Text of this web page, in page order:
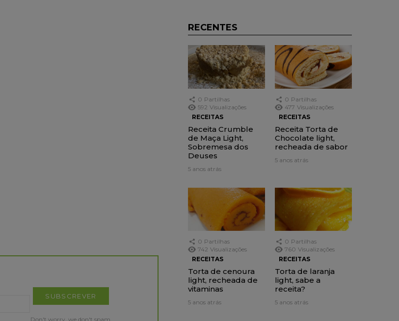
Don't worry, we don't spam
RECENTES
0 Partilhas
592 Visualizações
RECEITAS
Receita Crumble
de Maça Light,
Sobremesa dos
Deuses
5 anos atrás
0 Partilhas
477 Visualizações
RECEITAS
Receita Torta de
Chocolate light,
recheada de sabor
5 anos atrás
0 Partilhas
742 Visualizações
RECEITAS
Torta de cenoura
light, recheada de
vitaminas
5 anos atrás
0 Partilhas
760 Visualizações
RECEITAS
Torta de laranja
light, sabe a
receita?
5 anos atrás